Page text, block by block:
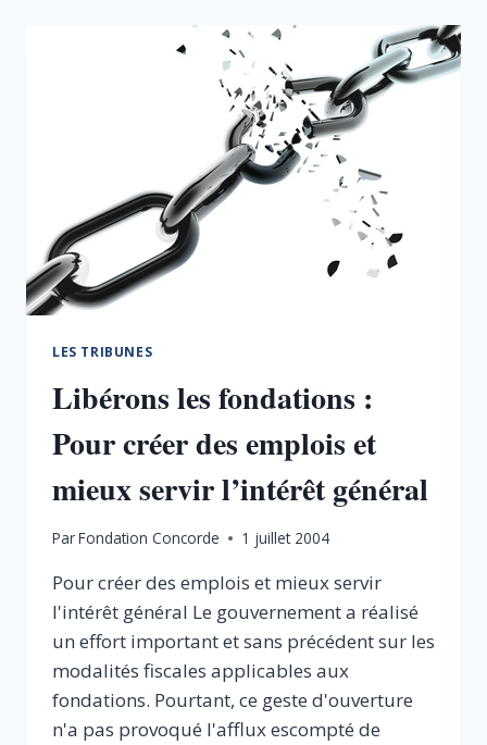
POUR
RÉFORMER
LES TRIBUNES
Libérons les fondations :
Pour créer des emplois et
mieux servir l’intérêt général
ParFondation Concorde 1 juillet 2004
Pour créer des emplois et mieux servir
l'intérêt général Le gouvernement a réalisé
un effort important et sans précédent sur les
modalités fiscales applicables aux
fondations. Pourtant, ce geste d'ouverture
n'a pas provoqué l'afflux escompté de